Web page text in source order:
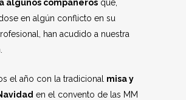
algunos compañeros que,
en algún conflicto en su
han acudido a nuestra
el año con la tradicional misa y
en el convento de las MM